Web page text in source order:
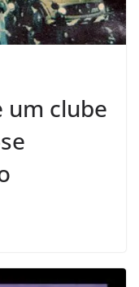
um clube